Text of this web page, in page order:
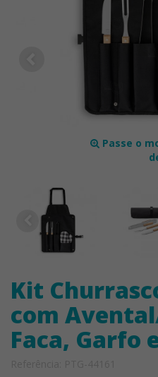
Passe o
Kit
com
Faca, Garfo